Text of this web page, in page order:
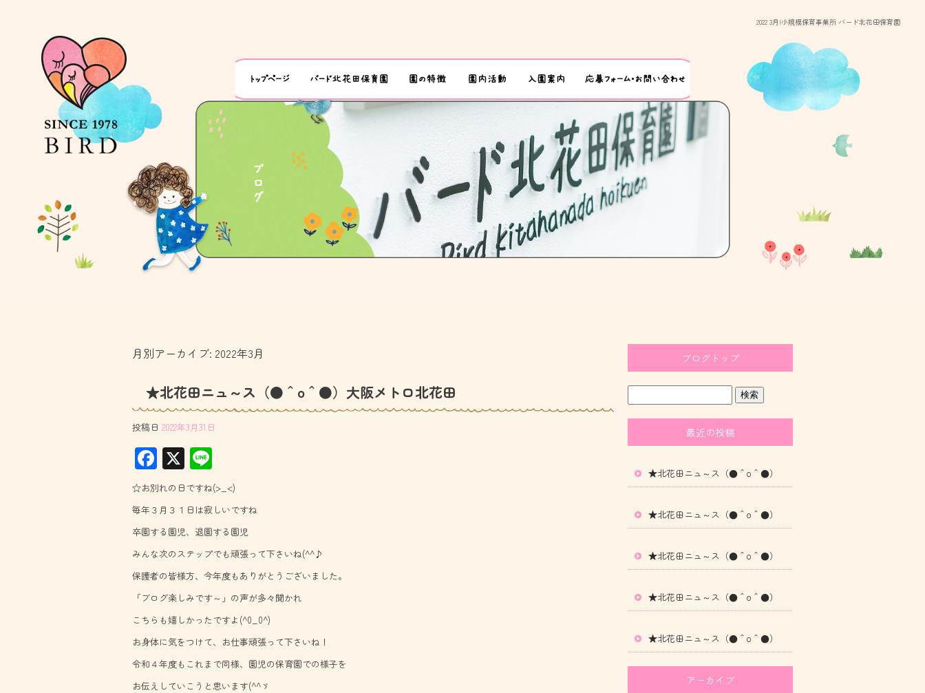
2022 3月|小規模保育事業所 バード北花田保育園
月別アーカイブ: 2022年3月
★北花田ニュ～ス（●＾o＾●）大阪メトロ北花田
投稿日 2022年3月31日
F
ac
e
b
o
ok
X
ne
☆お別れの日ですね(>_<)
毎年３月３１日は寂しいですね
卒園する園児、退園する園児
みんな次のステップでも頑張って下さいね(^^♪
保護者の皆様方、今年度もありがとうございました。
「ブログ楽しみです～」の声が多々聞かれ
こちらも嬉しかったですよ(^0_0^)
お身体に気をつけて、お仕事頑張って下さいね！
令和４年度もこれまで同様、園児の保育園での様子を
お伝えしていこうと思います(^^ゞ
ブログトップ
最近の投稿
★北花田ニュ～ス（●＾o＾●）
★北花田ニュ～ス（●＾o＾●）
★北花田ニュ～ス（●＾o＾●）
★北花田ニュ～ス（●＾o＾●）
★北花田ニュ～ス（●＾o＾●）
アーカイブ